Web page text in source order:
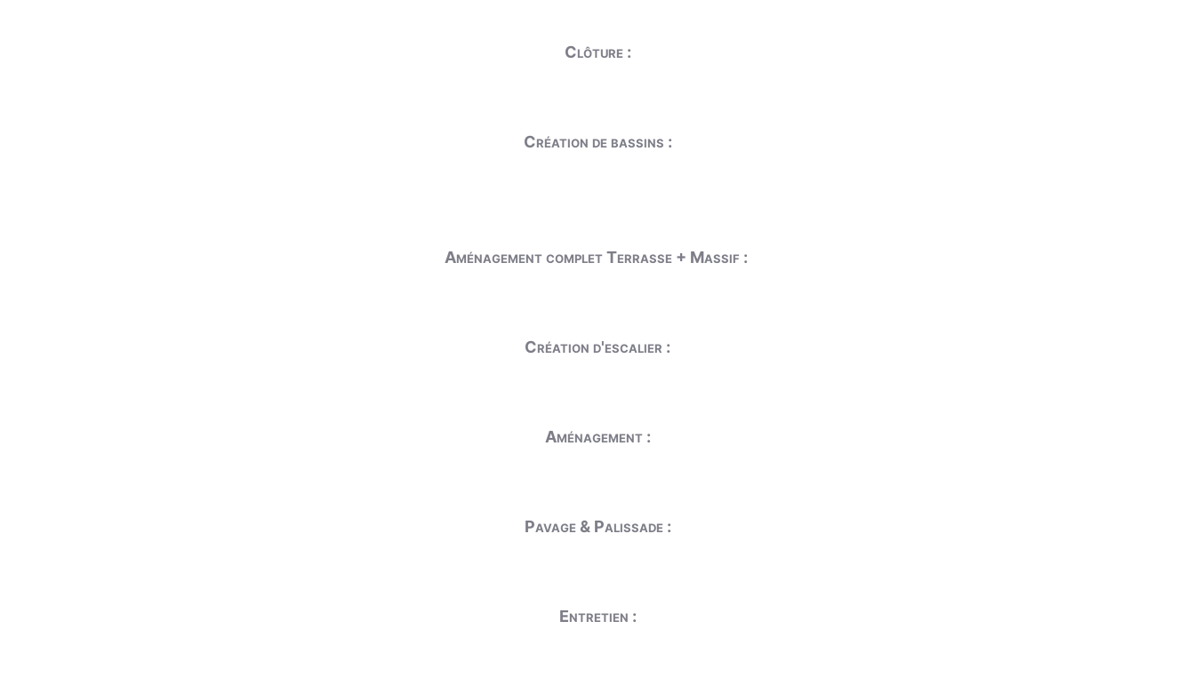
Clôture :
Création de bassins :
Aménagement complet Terrasse + Massif :
Création d'escalier :
Aménagement :
Pavage & Palissade :
Entretien :